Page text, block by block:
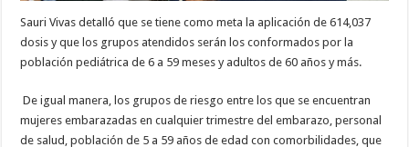
Sauri Vivas detalló que se tiene como meta la aplicación de 614,037
dosis y que los grupos atendidos serán los conformados por la
población pediátrica de 6 a 59 meses y adultos de 60 años y más.
De igual manera, los grupos de riesgo entre los que se encuentran
mujeres embarazadas en cualquier trimestre del embarazo, personal
de salud, población de 5 a 59 años de edad con comorbilidades, que